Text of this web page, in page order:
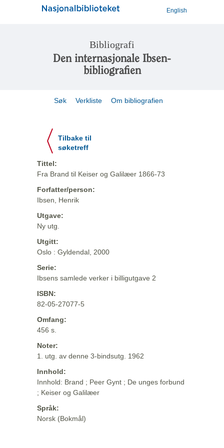
English
Bibliografi
Den internasjonale Ibsen-
bibliografien
Søk Verkliste Om bibliografien
Tilbake til
søketreff
Tittel:
Fra Brand til Keiser og Galilæer 1866-73
Forfatter/person:
Ibsen, Henrik
Utgave:
Ny utg.
Utgitt:
Oslo : Gyldendal, 2000
Serie:
Ibsens samlede verker i billigutgave 2
ISBN:
82-05-27077-5
Omfang:
456 s.
Noter:
1. utg. av denne 3-bindsutg. 1962
Innhold:
Innhold: Brand ; Peer Gynt ; De unges forbund
; Keiser og Galilæer
Språk:
Norsk (Bokmål)